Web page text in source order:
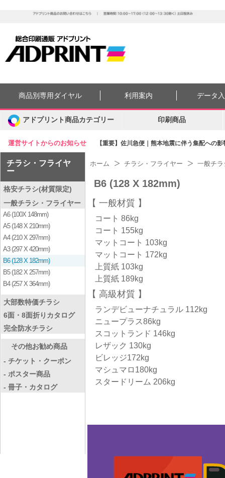
運営サイトからのお知らせ 【重要】佐川急便｜熊本地震に伴う集配への
商品別専用ダイヤル 利用案内 データ
アドプリント商品カテゴリー 印刷商品
チラシ・フライヤ
ー
格安チラシ(材質限定)
一般チラシ・フライヤー
A6 (100X 148mm)
A5 (148 X 210mm)
A4 (210 X 297mm)
A3 (297 X 420mm)
B6 (128 X 182mm)
B5 (182 X 257mm)
B4 (257 X 364mm)
大部数特価チラシ
6面・8面折りカタログ
完全防水チラシ
その他お勧め商品
- チケット・クーポン
- ポスター商品
- 冊子・カタログ
ホーム チラシ・フライヤー 一般チ
B6 (128 X 182mm)
一般材質
コート 86kg
コート 155kg
マットコート 103kg
マットコート 172kg
上質紙 103kg
上質紙 189kg
高級材質
ランデビューナチュラル 112kg
ニュープラス86kg
スコットランド 146kg
レザック 130kg
ビレッジ172kg
マシュマロ180kg
スタードリーム 206kg